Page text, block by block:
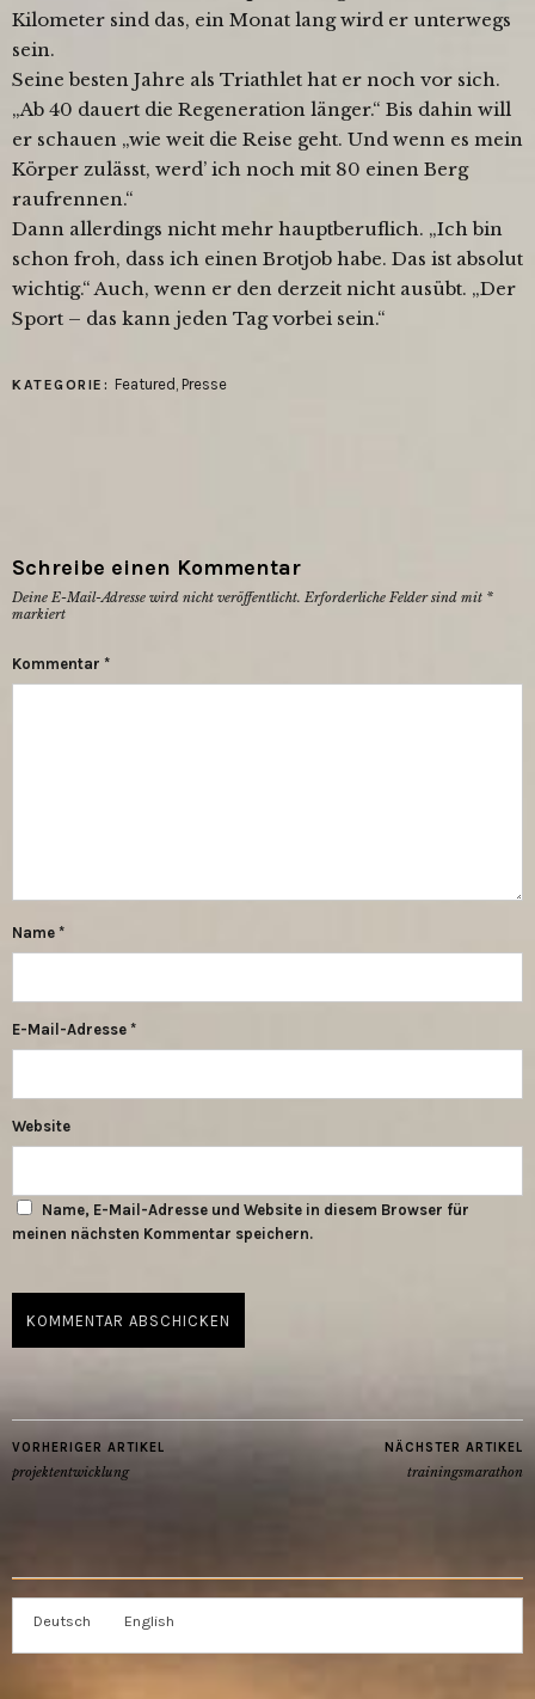
Kilometer sind das, ein Monat lang wird er unterwegs
sein.
Seine besten Jahre als Triathlet hat er noch vor sich.
„Ab 40 dauert die Regeneration länger.“ Bis dahin will
er schauen „wie weit die Reise geht. Und wenn es mein
Körper zulässt, werd’ ich noch mit 80 einen Berg
raufrennen.“
Dann allerdings nicht mehr hauptberuflich. „Ich bin
schon froh, dass ich einen Brotjob habe. Das ist absolut
wichtig.“ Auch, wenn er den derzeit nicht ausübt. „Der
Sport – das kann jeden Tag vorbei sein.“
KATEGORIE: Featured Presse
Schreibe einen Kommentar
Deine E-Mail-Adresse wird nicht veröffentlicht. Erforderliche Felder sind mit *
markiert
Kommentar *
Name *
E-Mail-Adresse *
Website
Name, E-Mail-Adresse und Website in diesem Browser für
meinen nächsten Kommentar speichern.
VORHERIGER ARTIKEL
projektentwicklung
NÄCHSTER ARTIKEL
trainingsmarathon
Deutsch English